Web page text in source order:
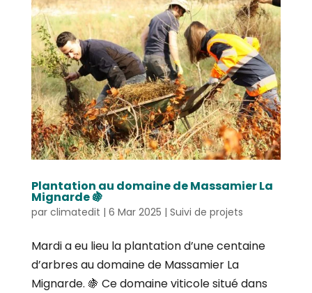
Plantation au domaine de Massamier La
Mignarde 🍇
par climatedit | 6 Mar 2025 | Suivi de projets
Mardi a eu lieu la plantation d’une centaine
d’arbres au domaine de Massamier La
Mignarde. 🍇 Ce domaine viticole situé dans